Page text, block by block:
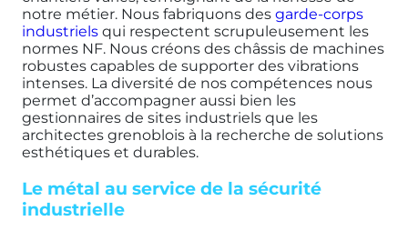
notre métier. Nous fabriquons des garde-corps
industriels qui respectent scrupuleusement les
normes NF. Nous créons des châssis de machines
robustes capables de supporter des vibrations
intenses. La diversité de nos compétences nous
permet d’accompagner aussi bien les
gestionnaires de sites industriels que les
architectes grenoblois à la recherche de solutions
esthétiques et durables.
Le métal au service de la sécurité
industrielle